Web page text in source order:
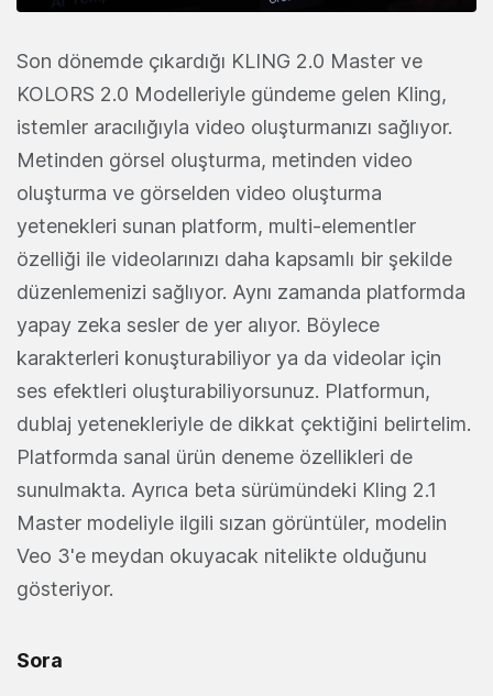
Son dönemde çıkardığı KLING 2.0 Master ve
KOLORS 2.0 Modelleriyle gündeme gelen Kling,
istemler aracılığıyla video oluşturmanızı sağlıyor.
Metinden görsel oluşturma, metinden video
oluşturma ve görselden video oluşturma
yetenekleri sunan platform, multi-elementler
özelliği ile videolarınızı daha kapsamlı bir şekilde
düzenlemenizi sağlıyor. Aynı zamanda platformda
yapay zeka sesler de yer alıyor. Böylece
karakterleri konuşturabiliyor ya da videolar için
ses efektleri oluşturabiliyorsunuz. Platformun,
dublaj yetenekleriyle de dikkat çektiğini belirtelim.
Platformda sanal ürün deneme özellikleri de
sunulmakta. Ayrıca beta sürümündeki Kling 2.1
Master modeliyle ilgili sızan görüntüler, modelin
Veo 3'e meydan okuyacak nitelikte olduğunu
gösteriyor.
Sora